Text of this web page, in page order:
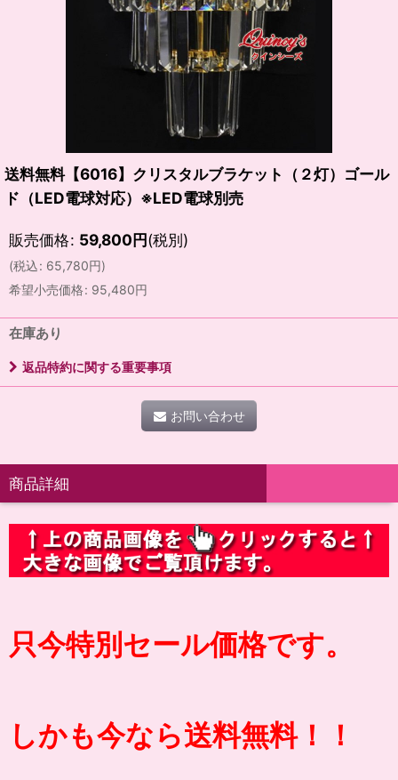
送料無料【6016】クリスタルブラケット（２灯）ゴール
ド（LED電球対応）※LED電球別売
販売価格: 59,800円(税別)
(税込: 65,780円)
希望小売価格: 95,480円
在庫あり
返品特約に関する重要事項
お問い合わせ
商品詳細
只今特別セール価格です。
しかも今なら送料無料！！